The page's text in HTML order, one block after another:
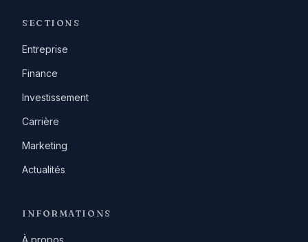
SECTIONS
Entreprise
Finance
Investissement
Carrière
Marketing
Actualités
INFORMATIONS